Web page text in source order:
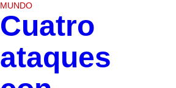
MUNDO
Cuatro
ataques